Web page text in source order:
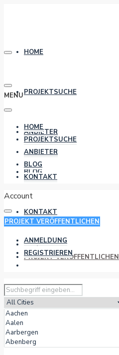
HOME
PROJEKTSUCHE
ANBIETER
BLOG
KONTAKT
PROJEKT VERÖFFENTLICHEN
MENU
HOME
PROJEKTSUCHE
ANBIETER
BLOG
KONTAKT
Account
PROJEKT VERÖFFENTLICHEN
ANMELDUNG
REGISTRIEREN